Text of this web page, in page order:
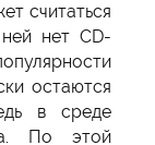
считаться
нет CD-
остаются
в среде
По этой